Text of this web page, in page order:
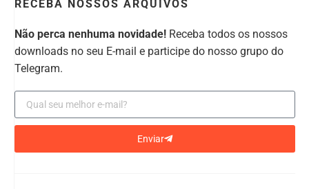
RECEBA NOSSOS ARQUIVOS
Não perca nenhuma novidade! Receba todos os nossos
downloads no seu E-mail e participe do nosso grupo do
Telegram.
Enviar